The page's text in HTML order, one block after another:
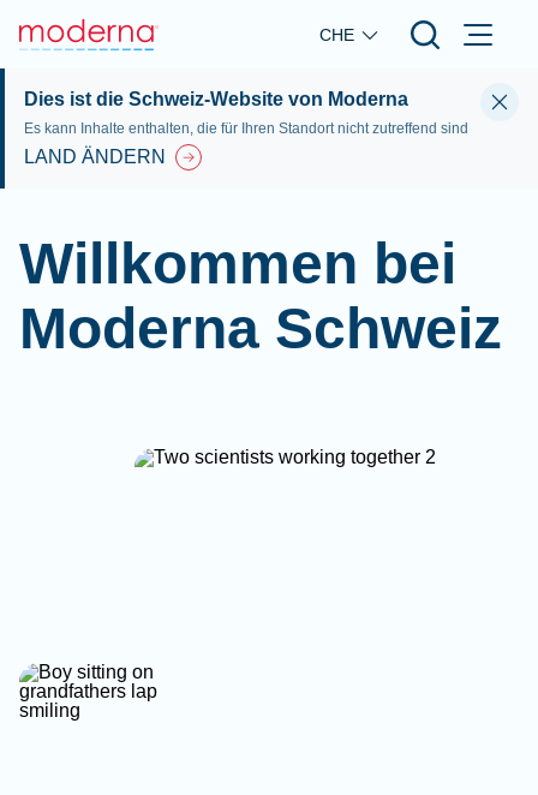
Skip to main content
CHE
Dies ist die Schweiz-Website von Moderna
Es kann Inhalte enthalten, die für Ihren Standort nicht zutreffend sind
LAND ÄNDERN
Willkommen bei
Moderna Schweiz